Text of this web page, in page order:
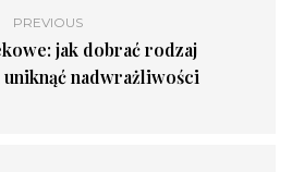
PREVIOUS
jak dobrać rodzaj
uniknąć nadwrażliwości